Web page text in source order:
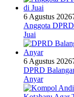
6 Agustus 2026
Anggota
Juai
6 Agustus 2026
DPRD
Anyar